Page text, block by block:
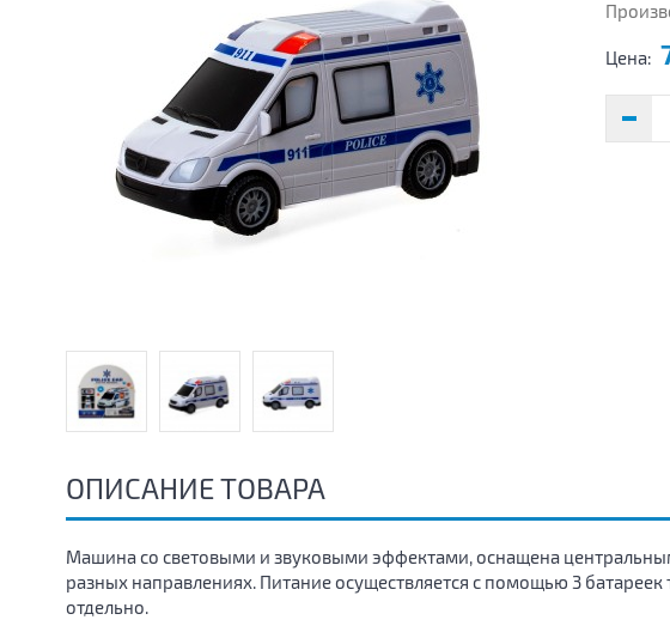
Цена:
ОПИСАНИЕ ТОВАРА
Машина со световыми и звуковыми эффектами, оснащена
разных направлениях. Питание осуществляется с помощью 3
отдельно.